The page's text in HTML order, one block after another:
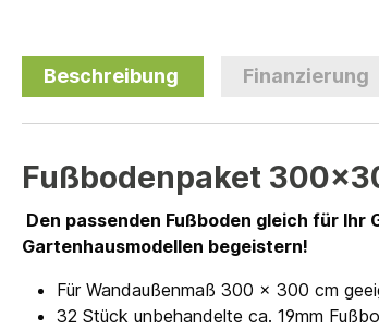
Beschreibung Finanzierung
Fußbodenpaket
Den passenden Fußboden gleich für Ihr
Gartenhausmodellen begeistern!
Für Wandaußenmaß 300 x 300 cm
32 Stück unbehandelte ca. 19mm